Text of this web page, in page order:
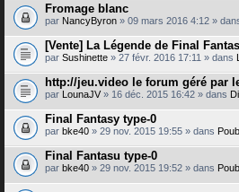
Fromage blanc
par NancyByron » 09 mars 2016 4:12 »
[Vente] La Légende de Final
par Sushinette » 27 févr. 2016 17:11 » dans
http://jeu.video le forum géré par
par LounaJV » 16 déc. 2015 16:42 » dans
Final Fantasy type-0
par bke40 » 29 nov. 2015 19:55 » dans
Final Fantasu type-0
par bke40 » 29 nov. 2015 19:52 » dans